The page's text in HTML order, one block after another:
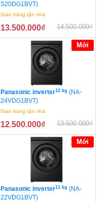
S20DG1BVT)
Giao hàng tận nhà
13.500.000₫ 14.500.000₫
Mới
Panasonic inverter12 kg (NA-
24VDG1BVT)
Giao hàng tận nhà
12.500.000₫ 13.500.000₫
Mới
Panasonic inverter11 kg (NA-
22VDG1BVT)